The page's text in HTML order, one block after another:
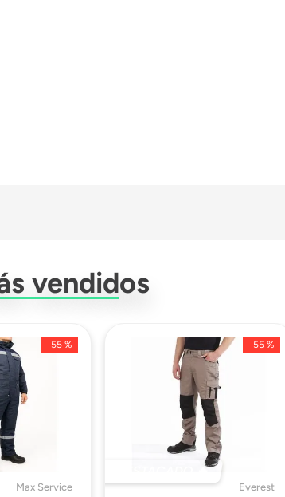
Ficha Técnica
vendidos
-55 %
Max Service
-55 %
DESTACADO 🔥
Everest